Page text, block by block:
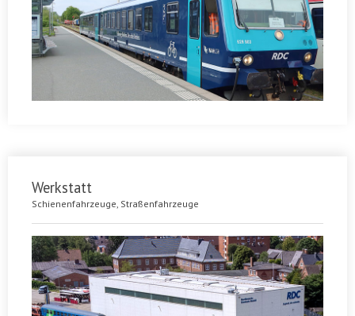
Werkstatt
Schienenfahrzeuge, Straßenfahrzeuge